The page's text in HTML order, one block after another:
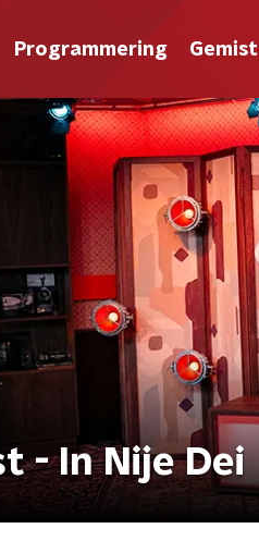
Programmering Gemist
- In Nije Dei